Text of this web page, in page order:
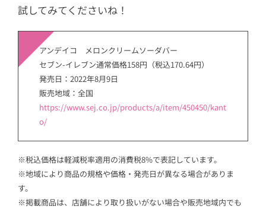
試してみてくださいね！
アンデイコ メロンクリームソーダバー
セブン-イレブン通常価格158円（税込170.64円）
発売日：2022年8月9日
販売地域：全国
https://www.sej.co.jp/products/a/item/450450/kant
o/
※税込価格は軽減税率適用の消費税8%で表記しています。
※地域により商品の規格や価格・発売日が異なる場合がありま
す。
※掲載商品は、店舗により取り扱いがない場合や販売地域内でも